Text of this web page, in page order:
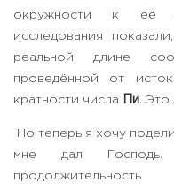
окружности к её
исследования
реальной длине
проведённой от
кратности числа
Пи .
Но теперь я хочу
мне дал